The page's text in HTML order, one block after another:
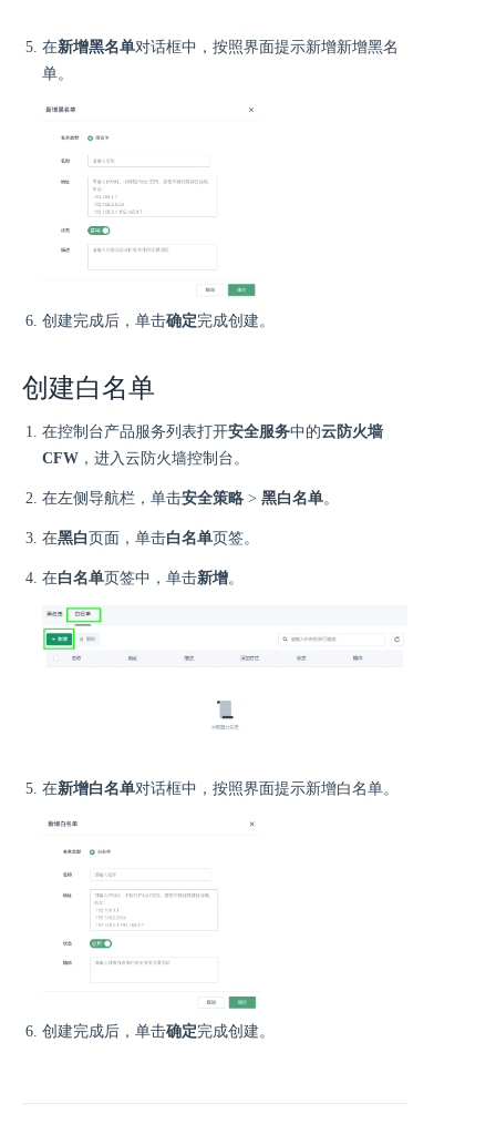
在新增黑名单对话框中，按照界面提示新增新增黑名
单。
创建完成后，单击确定完成创建。
创建白名单
在控制台产品服务列表打开安全服务中的云防火墙
CFW ，进入云防火墙控制台。
在左侧导航栏，单击安全策略 > 黑白名单。
在黑白页面，单击白名单页签。
在白名单页签中，单击新增。
在新增白名单对话框中，按照界面提示新增白名单。
创建完成后，单击确定完成创建。